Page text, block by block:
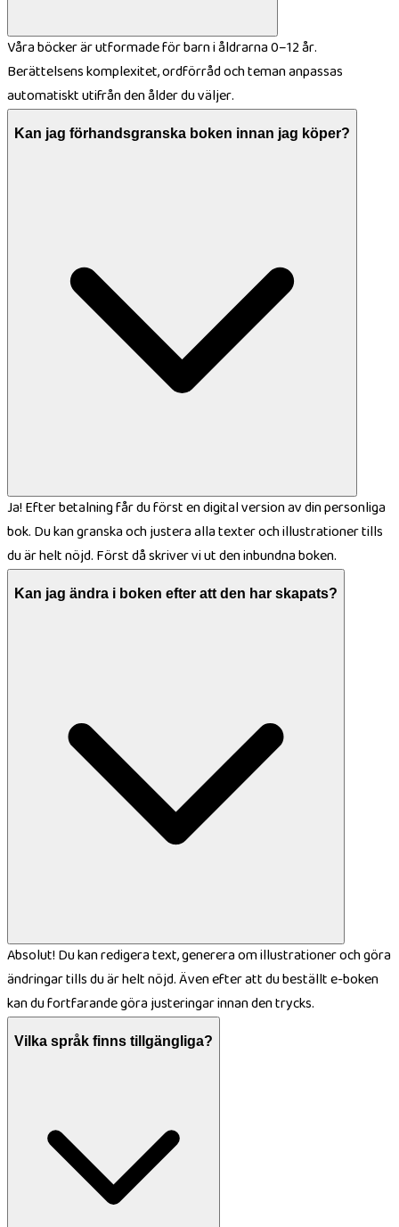
Våra böcker är utformade för barn i åldrarna 0–12 år.
Berättelsens komplexitet, ordförråd och teman anpassas
automatiskt utifrån den ålder du väljer.
Kan jag förhandsgranska boken innan jag köper?
Ja! Efter betalning får du först en digital version av din personliga
bok. Du kan granska och justera alla texter och illustrationer tills
du är helt nöjd. Först då skriver vi ut den inbundna boken.
Kan jag ändra i boken efter att den har skapats?
Absolut! Du kan redigera text, generera om illustrationer och göra
ändringar tills du är helt nöjd. Även efter att du beställt e-boken
kan du fortfarande göra justeringar innan den trycks.
Vilka språk finns tillgängliga?